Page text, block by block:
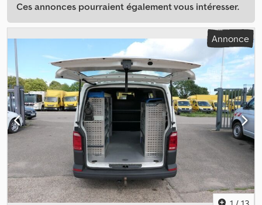
Ces annonces pourraient également vous intéresser.
Annonce